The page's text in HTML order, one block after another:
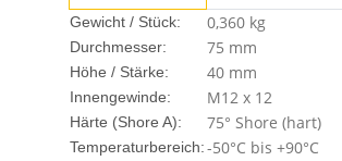
Gewicht / Stück: 0,360 kg
Durchmesser: 75 mm
Höhe / Stärke: 40 mm
Innengewinde: M12 x 12
Härte (Shore A): 75° Shore (hart)
Temperaturbereich:-50°C bis +90°C